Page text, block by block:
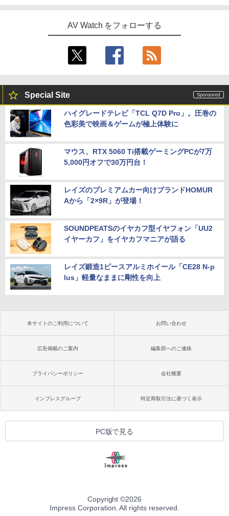
AV Watch をフォローする
Special Site
ハイグレードテレビ「TCL Q7D Pro」。圧巻の
色彩美で映画＆ゲームが極上体験に
マウス、RTX 5060 Ti搭載ゲーミングPCが7万
5,000円オフで30万円台！
レイズのプレミアムカー向けブランドHOMUR
Aから「2×9R」が登場！
SOUNDPEATSのイヤカフ型イヤフォン「UU2
イヤーカフ」をイヤカフマニアが語る
レイズ鍛造1ピースアルミホイール「CE28 N-p
lus」軽量なままに剛性を向上
本サイトのご利用について お問い合わせ
広告掲載のご案内 編集部へのご連絡
プライバシーポリシー 会社概要
インプレスグループ 特定商取引法に基づく表示
PC版で見る
Copyright ©2026
Impress Corporation. All rights reserved.